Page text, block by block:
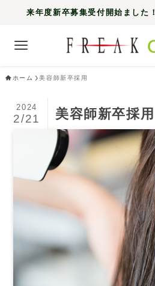
来年度新卒募集受付開始ました！
ホーム 美容師新卒採用
美容師新卒採用
2024
2/21